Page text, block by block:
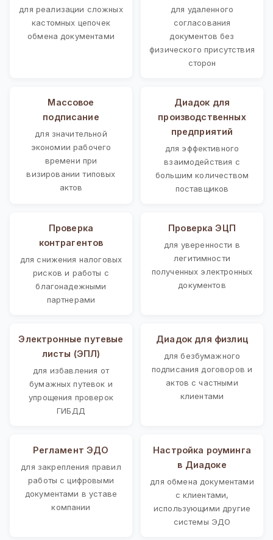
для реализации сложных
кастомных цепочек
обмена документами
для удаленного
согласования
документов без
физического присутствия
сторон
Массовое
подписание
для значительной
экономии рабочего
времени при
визировании типовых
актов
Диадок для
производственных
предприятий
для эффективного
взаимодействия с
большим количеством
поставщиков
Проверка
контрагентов
для снижения налоговых
рисков и работы с
благонадежными
партнерами
Проверка ЭЦП
для уверенности в
легитимности
полученных электронных
документов
Электронные путевые
листы (ЭПЛ)
для избавления от
бумажных путевок и
упрощения проверок
ГИБДД
Диадок для физлиц
для безбумажного
подписания договоров и
актов с частными
клиентами
Регламент ЭДО
для закрепления правил
работы с цифровыми
документами в уставе
компании
Настройка роуминга
в Диадоке
для обмена документами
с клиентами,
использующими другие
системы ЭДО